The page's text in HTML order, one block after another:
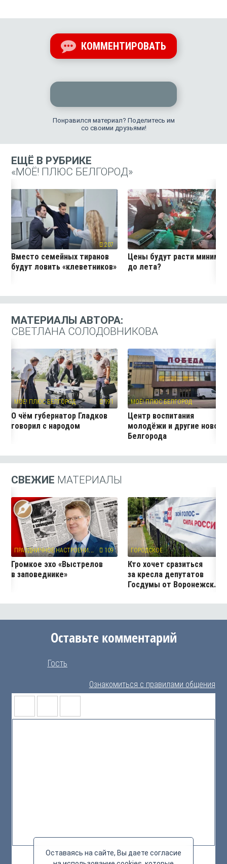
КОММЕНТИРОВАТЬ
Понравился материал? Поделитесь им
со своими друзьями!
ЕЩЁ В РУБРИКЕ
«МОЁ! ПЛЮС БЕЛГОРОД»
207
Вместо семейных тиранов
будут ловить «клеветников»
Цены будут расти
до лета?
МАТЕРИАЛЫ АВТОРА:
СВЕТЛАНА СОЛОДОВНИКОВА
МОЁ! ПЛЮС БЕЛГОРОД 191
О чём губернатор Гладков
говорил с народом
МОЁ! ПЛЮС БЕЛГОРОД
Центр воспитания
молодёжи и другие
Белгорода
СВЕЖИЕ МАТЕРИАЛЫ
П
РАЗДНИЧНОЕ НАСТРОЕНИЕ 109
Громкое эхо «Выстрелов
в заповеднике»
ГОРОДСКОЕ
Кто хочет сразиться
за кресла депутатов
Госдумы от Воронежск...
Оставьте комментарий
Гость
Ознакомиться с правилами общения
Оставаясь на сайте, Вы даете согласие